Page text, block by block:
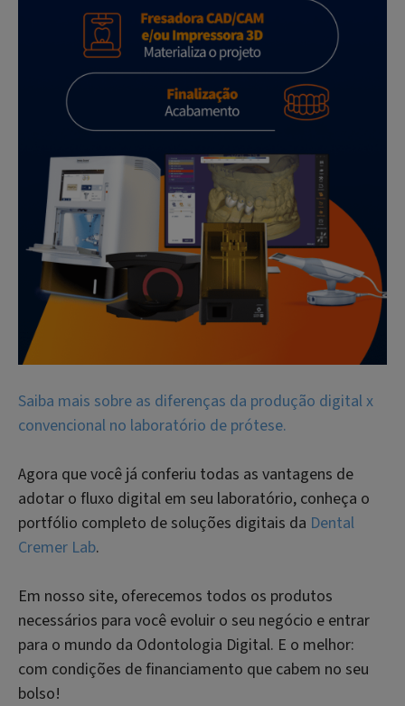
Saiba mais sobre as diferenças da produção digital x
convencional no laboratório de prótese.
Agora que você já conferiu todas as vantagens de
adotar o fluxo digital em seu laboratório, conheça o
portfólio completo de soluções digitais da Dental
Cremer Lab.
Em nosso site, oferecemos todos os produtos
necessários para você evoluir o seu negócio e entrar
para o mundo da Odontologia Digital. E o melhor:
com condições de financiamento que cabem no seu
bolso!